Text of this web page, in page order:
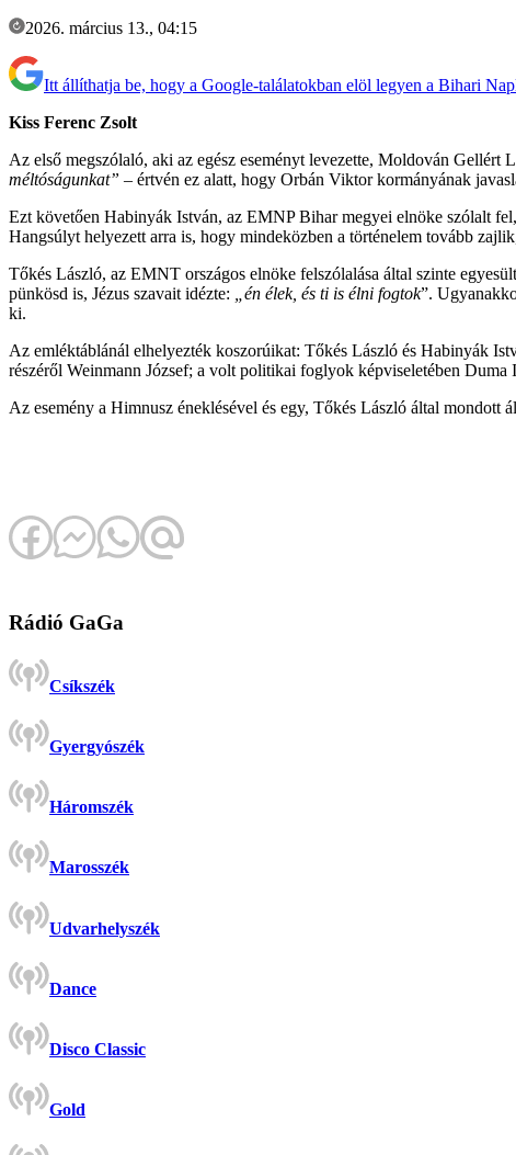
2026. március 13., 04:15
Itt állíthatja be, hogy a Google-találatokban elöl legyen a Bihari
Kiss Ferenc Zsolt
Az első megszólaló, aki az egész eseményt levezette, Moldován
méltóságunkat” – értvén ez alatt, hogy Orbán Viktor kormányának
Ezt követően Habinyák István, az EMNP Bihar megyei elnöke szólalt
Hangsúlyt helyezett arra is, hogy mindeközben a történelem tovább
Tőkés László, az EMNT országos elnöke felszólalása által szinte
pünkösd is, Jézus szavait idézte:
„én élek, és ti is élni fogtok”.
ki.
Az emléktáblánál elhelyezték koszorúikat: Tőkés László és Habinyák
részéről Weinmann József; a volt politikai foglyok képviseletében
Az esemény a Himnusz éneklésével és egy, Tőkés László által mondott
Rádió GaGa
Csíkszék
Gyergyószék
Háromszék
Marosszék
Udvarhelyszék
Dance
Disco Classic
Gold